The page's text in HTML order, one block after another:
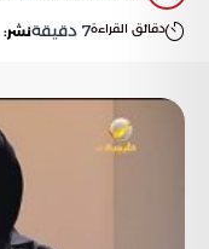
دقائق القراءة7 دقيقةنشر: